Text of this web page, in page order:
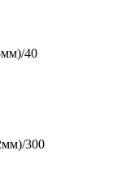
40
300